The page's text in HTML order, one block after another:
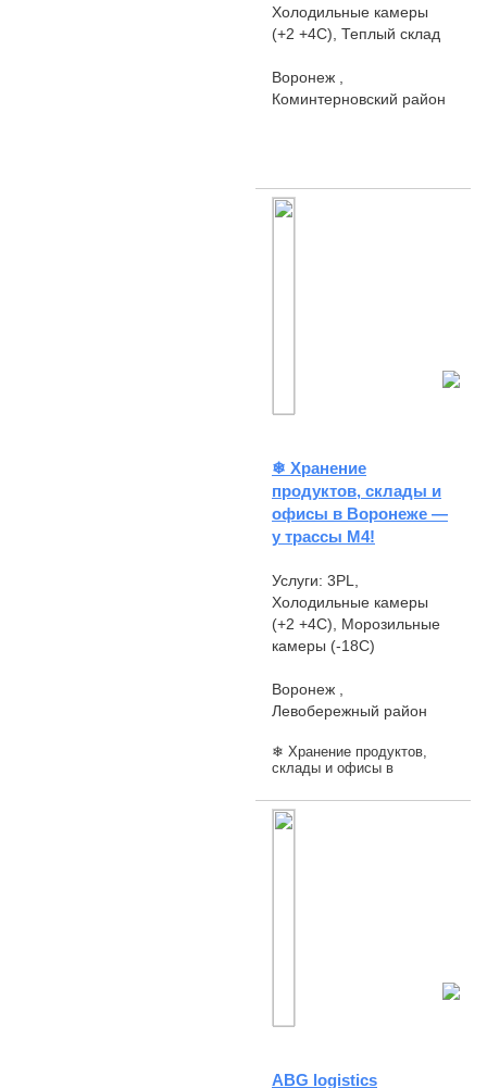
Холодильные камеры
(+2 +4С), Теплый склад
Воронеж ,
Коминтерновский район
❄ Хранение
продуктов, склады и
офисы в Воронеже —
у трассы М4!
Услуги: 3PL,
Холодильные камеры
(+2 +4С), Морозильные
камеры (-18С)
Воронеж ,
Левобережный район
❄ Хранение продуктов,
склады и офисы в
Гарантируем: •
Температурный режим:
−24∘C…−18∘C
ABG logistics